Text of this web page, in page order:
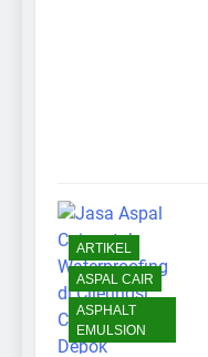
ARTIKEL
ASPAL CAIR
ASPHALT
EMULSION